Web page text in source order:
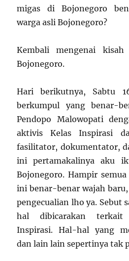
migas di Bojonegoro
warga asli Bojonegoro?
Kembali mengenai kisah
Bojonegoro.
Hari berikutnya, Sabtu
berkumpul yang benar-
Pendopo Malowopati
aktivis Kelas Inspirasi
fasilitator, dokumentator,
ini pertamakalinya aku
Bojonegoro. Hampir
ini benar-benar wajah
pengecualian lho ya. Sebut
hal dibicarakan terkait
Inspirasi. Hal-hal yang
dan lain lain sepertinya tak